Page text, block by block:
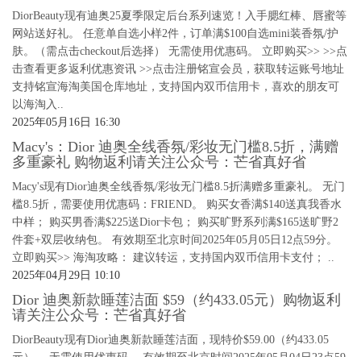
DiorBeauty现有迪奥25夏季限定后台系列速览！入手腮红棒、唇蜜等
网站送好礼。 任意单自选小样2件，订单满$100自选mini装香氛/护
肤。（需点击checkout后选择） 无需使用优惠码。 立即购买>> >>点
击查看更多返利优惠资讯 >>点击注册铭宣会员，获取转运账号地址
支持铭宣海淘美国仓库地址，支持国内双币信用卡，喜欢的朋友可
以海淘入..
2025年05月16日 16:30
Macy's：Dior 迪奥全线香氛/彩妆无门槛8.5折，满赠
多重豪礼 购物返利请关注公众号：芒省真好省
Macy's现有Dior迪奥全线香氛/彩妆无门槛8.5折满赠多重豪礼。 无门
槛8.5折，需要使用优惠码：FRIEND。 购买女香满$140送真我香水
中样； 购买男香满$225送Dior卡包； 购买旷野系列满$165送旷野2
件套+双层收纳包。 有效期至北京时间2025年05月05日12点59分。
立即购买>> 海淘攻略： 建议转运，支持国内双币信用卡支付； ..
2025年04月29日 10:10
Dior 迪奥新款睡莲洁面 $59（约433.05元）购物返利
请关注公众号：芒省真好省
DiorBeauty现有Dior迪奥新款睡莲洁面，现特价$59.00（约433.05